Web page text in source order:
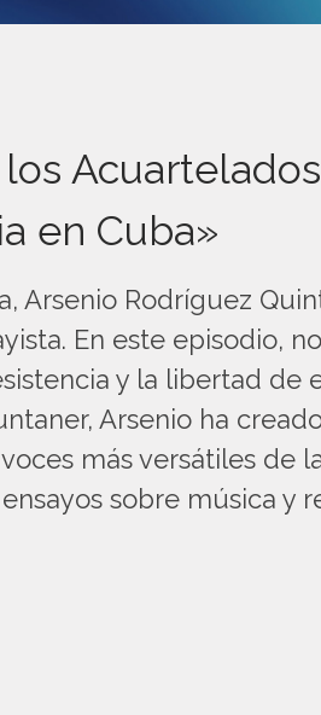
en Cuba»
Arsenio Rodríguez
En este episodio,
y la libertad de
Arsenio ha
más versátiles de
sobre música